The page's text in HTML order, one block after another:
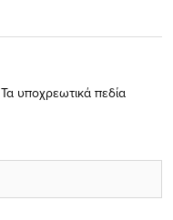
Τα υποχρεωτικά πεδία